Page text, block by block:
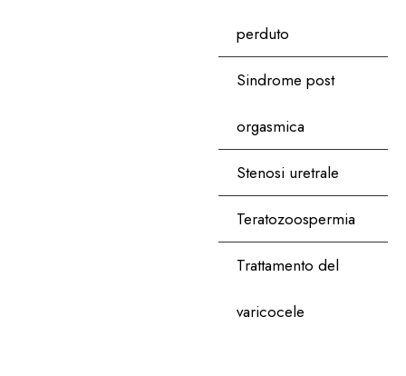
perduto
Sindrome post
orgasmica
Stenosi uretrale
Teratozoospermia
Trattamento del
varicocele